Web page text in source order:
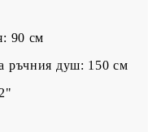
90 см
ръчния душ: 150 см